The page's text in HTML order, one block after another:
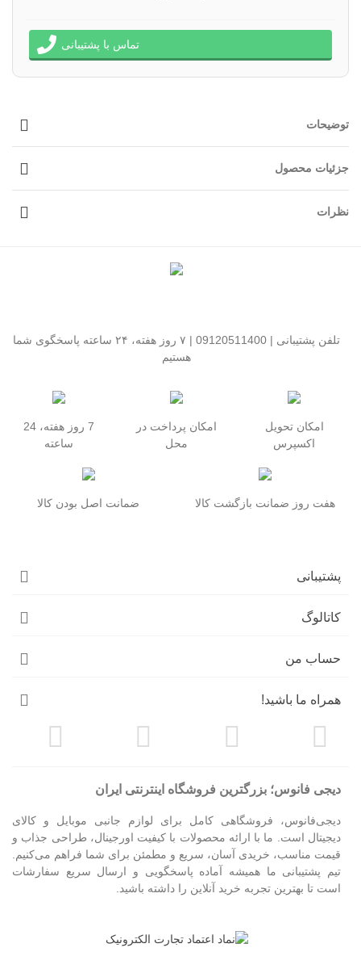
تماس با پشتیبانی
توضیحات
جزئیات محصول
نظرات
تلفن پشتیبانی | 09120511400 | ۷ روز هفته، ۲۴ ساعته پاسخگوی شما
هستیم
امکان تحویل
اکسپرس
امکان پرداخت در
محل
7 روز هفته، 24
ساعته
هفت روز ضمانت بازگشت کالا ضمانت اصل بودن کالا
پشتیبانی
کاتالوگ
حساب من
همراه ما باشید!
دیجی فانوس؛ بزرگترین فروشگاه اینترنتی ایران
دیجی‌فانوس، فروشگاهی کامل برای لوازم جانبی موبایل و کالای
دیجیتال است. ما با ارائه محصولات با کیفیت اورجینال، طراحی جذاب و
قیمت مناسب، خریدی آسان، سریع و مطمئن برای شما فراهم می‌کنیم.
تیم پشتیبانی ما همیشه آماده پاسخگویی و ارسال سریع سفارشات
است تا بهترین تجربه خرید آنلاین را داشته باشید.